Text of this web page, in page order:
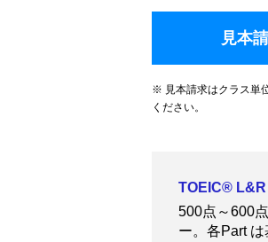
見本
※ 見本請求はクラス単
ください。
TOEIC® L&R
500点～600
ー。各Part